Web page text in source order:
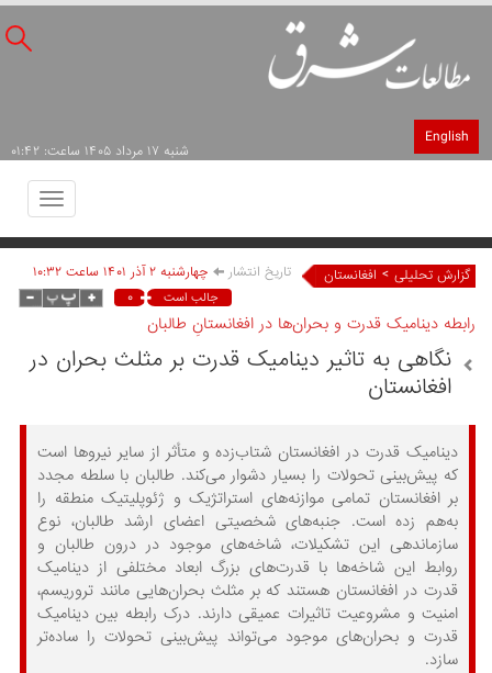
English
شنبه ۱۷ مرداد ۱۴۰۵ ساعت: ۰۱:۴۲
Toggle
گزارش تحلیلی > افغانستان تاریخ انتشار چهارشنبه ۲ آذر ۱۴۰۱ ساعت ۱۰:۳۲
جالب است ۰
رابطه دینامیک قدرت و بحران‌ها در افغانستانِ طالبان
نگاهی به تاثیر دینامیک قدرت بر مثلث بحران در
افغانستان
دینامیک قدرت در افغانستان شتاب‌زده و متأثر از سایر نیرو‌ها است
که پیش‌بینی تحولات را بسیار دشوار می‌کند. طالبان با سلطه‌ مجدد
بر افغانستان تمامی موازنه‌های استراتژیک و ژئوپلیتیک منطقه را
به‌هم زده است. جنبه‌های شخصیتی اعضای ارشد طالبان، نوع
سازماندهی این تشکیلات، شاخه‌های موجود در درون طالبان و
روابط این شاخه‌ها با قدرت‌های بزرگ ابعاد مختلفی از دینامیک
قدرت در افغانستان هستند که بر مثلث بحران‌هایی مانند تروریسم،
امنیت و مشروعیت تاثیرات عمیقی دارند. درک رابطه بین دینامیک
قدرت و بحران‌های موجود می‌تواند پیش‌بینی تحولات را ساده‌تر
سازد.